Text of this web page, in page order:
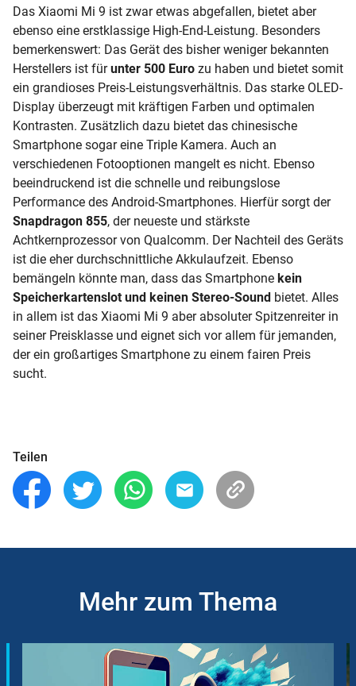
Das Xiaomi Mi 9 ist zwar etwas abgefallen, bietet aber
ebenso eine erstklassige High-End-Leistung. Besonders
bemerkenswert: Das Gerät des bisher weniger bekannten
Herstellers ist für unter 500 Euro zu haben und bietet somit
ein grandioses Preis-Leistungsverhältnis. Das starke OLED-
Display überzeugt mit kräftigen Farben und optimalen
Kontrasten. Zusätzlich dazu bietet das chinesische
Smartphone sogar eine Triple Kamera. Auch an
verschiedenen Fotooptionen mangelt es nicht. Ebenso
beeindruckend ist die schnelle und reibungslose
Performance des Android-Smartphones. Hierfür sorgt der
Snapdragon 855, der neueste und stärkste
Achtkernprozessor von Qualcomm. Der Nachteil des Geräts
ist die eher durchschnittliche Akkulaufzeit. Ebenso
bemängeln könnte man, dass das Smartphone kein
Speicherkartenslot und keinen Stereo-Sound bietet. Alles
in allem ist das Xiaomi Mi 9 aber absoluter Spitzenreiter in
seiner Preisklasse und eignet sich vor allem für jemanden,
der ein großartiges Smartphone zu einem fairen Preis
sucht.
Teilen
Mehr zum Thema